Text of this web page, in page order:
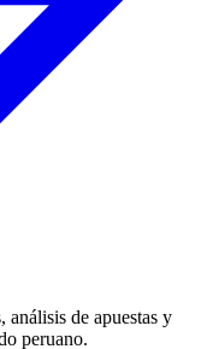
análisis de apuestas y
peruano.